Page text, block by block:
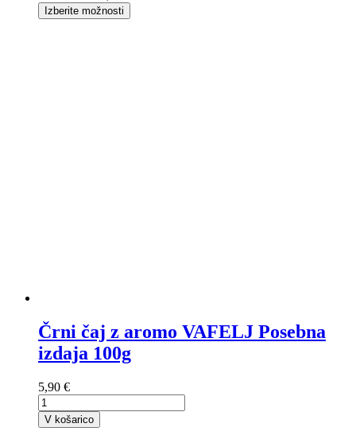
Izberite možnosti
Črni čaj z aromo VAFELJ Posebna
izdaja 100g
5,90 €
V košarico